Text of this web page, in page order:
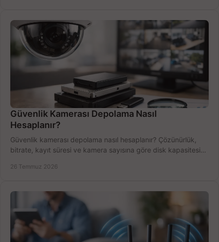
Güvenlik Kamerası Depolama Nasıl
Hesaplanır?
Güvenlik kamerası depolama nasıl hesaplanır? Çözünürlük,
bitrate, kayıt süresi ve kamera sayısına göre disk kapasitesini
26 Temmuz 2026